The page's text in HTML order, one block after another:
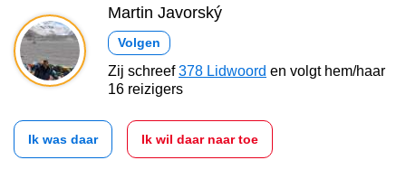
Martin Javorský
Volgen
Zij schreef378 Lidwoord en volgt hem/haar
16 reizigers
Ik was daar Ik wil daar naar toe